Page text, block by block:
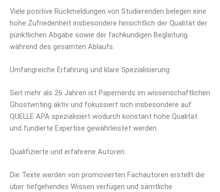
Viele positive Rückmeldungen von Studierenden belegen eine
hohe Zufriedenheit insbesondere hinsichtlich der Qualität der
pünktlichen Abgabe sowie der fachkundigen Begleitung
während des gesamten Ablaufs.
Umfangreiche Erfahrung und klare Spezialisierung:
Seit mehr als 26 Jahren ist Papernerds im wissenschaftlichen
Ghostwriting aktiv und fokussiert sich insbesondere auf
QUELLE APA spezialisiert wodurch konstant hohe Qualität
und fundierte Expertise gewährleistet werden.
Qualifizierte und erfahrene Autoren:
Die Texte werden von promovierten Fachautoren erstellt die
über tiefgehendes Wissen verfügen und sämtliche